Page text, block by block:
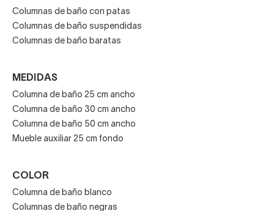
Columnas de baño con patas
Columnas de baño suspendidas
Columnas de baño baratas
MEDIDAS
Columna de baño 25 cm ancho
Columna de baño 30 cm ancho
Columna de baño 50 cm ancho
Mueble auxiliar 25 cm fondo
COLOR
Columna de baño blanco
Columnas de baño negras